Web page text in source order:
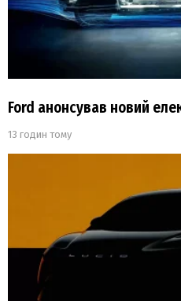
Ford анонсував новий
13 годин тому